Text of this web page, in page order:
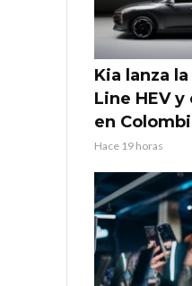
Kia lanza
Line HEV
en
Hace 19 horas